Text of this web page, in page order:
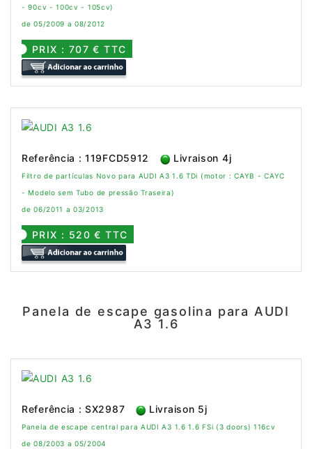
- 90cv - 100cv - 105cv)
de 05/2009 a 08/2012
PRIX : 707 € TTC
Referência : 119FCD5912 Livraison 4j
Filtro de partículas Novo para AUDI A3 1.6 TDi (motor : CAYB - CAYC
- Modelo sem Tubo de pressão Traseira)
de 06/2011 a 03/2013
PRIX : 520 € TTC
Panela de escape gasolina para AUDI
A3 1.6
Referência : SX2987 Livraison 5j
Panela de escape central para AUDI A3 1.6 1.6 FSi (3 doors) 116cv
de 08/2003 a 05/2004